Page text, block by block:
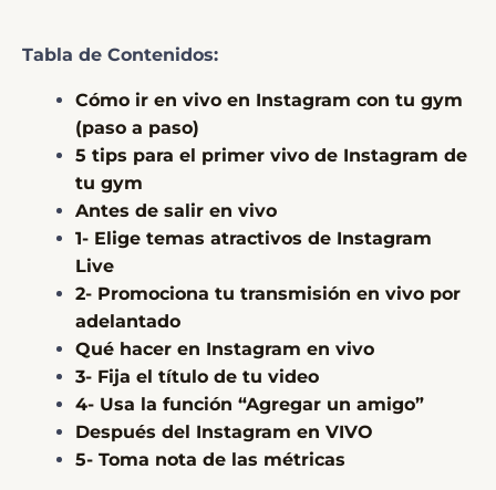
Tabla de Contenidos:
Cómo ir en vivo en Instagram con tu gym
(paso a paso)
5 tips para el primer vivo de Instagram de
tu gym
Antes de salir en vivo
1- Elige temas atractivos de Instagram
Live
2- Promociona tu transmisión en vivo por
adelantado
Qué hacer en Instagram en vivo
3- Fija el título de tu video
4- Usa la función “Agregar un amigo”
Después del Instagram en VIVO
5- Toma nota de las métricas